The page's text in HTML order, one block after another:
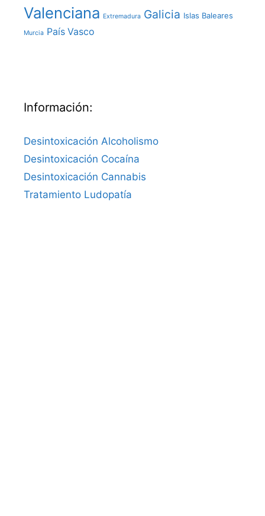
Valenciana Extremadura Galicia Islas Baleares
Murcia País Vasco
Información:
Desintoxicación Alcoholismo
Desintoxicación Cocaína
Desintoxicación Cannabis
Tratamiento Ludopatía